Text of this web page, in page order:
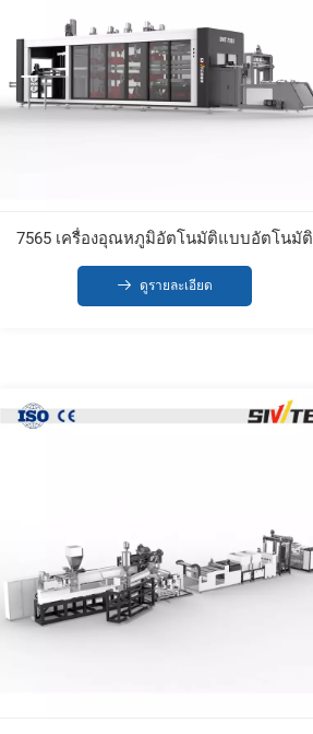
7565 เครื่องอุณหภูมิอัตโนมัติแบบอัตโนมัติ
ดูรายละเอียด